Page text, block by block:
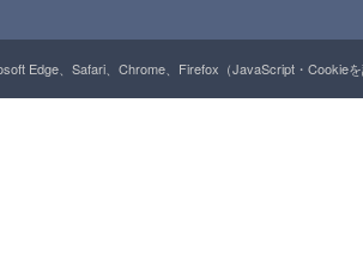
Edge、Safari、Chrome、Firefox（JavaScript・Cookie